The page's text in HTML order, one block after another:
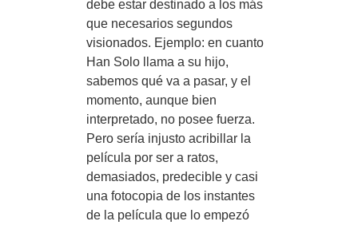
debe estar destinado a los más
que necesarios segundos
visionados. Ejemplo: en cuanto
Han Solo llama a su hijo,
sabemos qué va a pasar, y el
momento, aunque bien
interpretado, no posee fuerza.
Pero sería injusto acribillar la
película por ser a ratos,
demasiados, predecible y casi
una fotocopia de los instantes
de la película que lo empezó